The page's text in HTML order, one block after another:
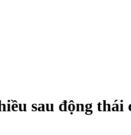
sau động thái